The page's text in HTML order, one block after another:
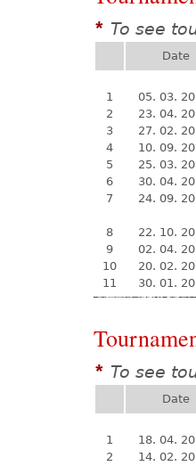
* To see
Date
1
05. 03.
2
23. 04.
3
27. 02.
4
10. 09.
5
25. 03.
6
30. 04.
7
24. 09.
8
22. 10.
9
02. 04.
10
20. 02.
11
30. 01.
* To see
Date
1
18. 04.
2
14. 02.